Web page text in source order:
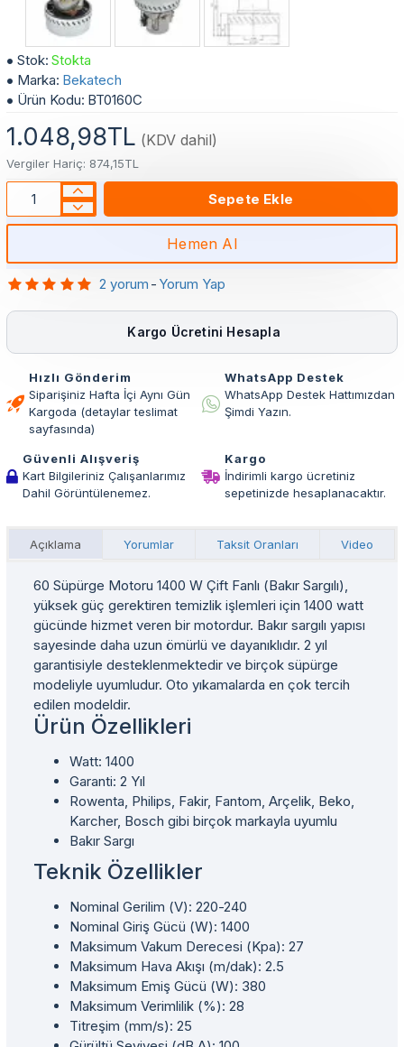
Stok: Stokta
Marka: Bekatech
Ürün Kodu: BT0160C
2 yorum - Yorum Yap
1.048,98TL (KDV dahil)
Vergiler Hariç: 874,15TL
Sepete Ekle
Hemen Al
Kargo Ücretini Hesapla
Hızlı Gönderim
Siparişiniz Hafta İçi Aynı Gün
Kargoda (detaylar teslimat
sayfasında)
WhatsApp Destek
WhatsApp Destek Hattımızdan
Şimdi Yazın.
Güvenli Alışveriş
Kart Bilgileriniz Çalışanlarımız
Dahil Görüntülenemez.
Kargo
İndirimli kargo ücretiniz
sepetinizde hesaplanacaktır.
Açıklama Yorumlar Taksit Oranları Video
60 Süpürge Motoru 1400 W Çift Fanlı (Bakır Sargılı),
yüksek güç gerektiren temizlik işlemleri için 1400 watt
gücünde hizmet veren bir motordur. Bakır sargılı yapısı
sayesinde daha uzun ömürlü ve dayanıklıdır. 2 yıl
garantisiyle desteklenmektedir ve birçok süpürge
modeliyle uyumludur. Oto yıkamalarda en çok tercih
edilen modeldir.
Ürün Özellikleri
Watt: 1400
Garanti: 2 Yıl
Rowenta, Philips, Fakir, Fantom, Arçelik, Beko,
Karcher, Bosch gibi birçok markayla uyumlu
Bakır Sargı
Teknik Özellikler
Nominal Gerilim (V): 220-240
Nominal Giriş Gücü (W): 1400
Maksimum Vakum Derecesi (Kpa): 27
Maksimum Hava Akışı (m/dak): 2.5
Maksimum Emiş Gücü (W): 380
Maksimum Verimlilik (%): 28
Titreşim (mm/s): 25